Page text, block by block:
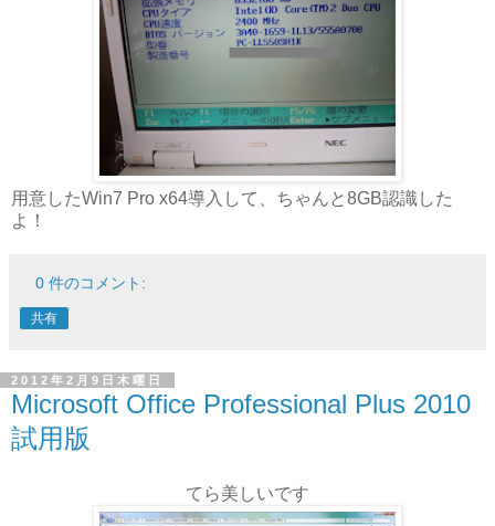
用意したWin7 Pro x64導入して、ちゃんと8GB認識した
よ！
0 件のコメント:
共有
2012年2月9日木曜日
Microsoft Office Professional Plus 2010
試用版
てら美しいです